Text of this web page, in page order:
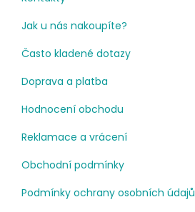
Jak u nás nakoupíte?
Často kladené dotazy
Doprava a platba
Hodnocení obchodu
Reklamace a vrácení
Obchodní podmínky
Podmínky ochrany osobních údajů